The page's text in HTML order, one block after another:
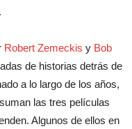
Robert Zemeckis y Bob
de historias detrás de
a lo largo de los años,
las tres películas
Algunos de ellos en